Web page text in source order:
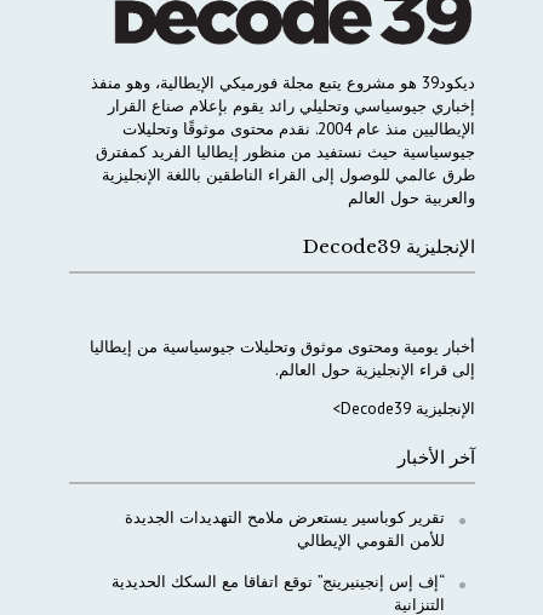
ديكود39 هو مشروع يتبع مجلة فورميكي الإيطالية، وهو منفذ
إخباري جيوسياسي وتحليلي رائد يقوم بإعلام صناع القرار
الإيطاليين منذ عام 2004. نقدم محتوى موثوقًا وتحليلات
جيوسياسية حيث نستفيد من منظور إيطاليا الفريد كمفترق
طرق عالمي للوصول إلى القراء الناطقين باللغة الإنجليزية
والعربية حول العالم
الإنجليزية Decode39
أخبار يومية ومحتوى موثوق وتحليلات جيوسياسية من إيطاليا
إلى قراء الإنجليزية حول العالم.
الإنجليزية Decode39>
آخر الأخبار
تقرير كوباسير يستعرض ملامح التهديدات الجديدة
للأمن القومي الإيطالي
“إف إس إنجينيرينج” توقع اتفاقا مع السكك الحديدية
التنزانية